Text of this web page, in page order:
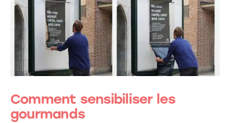
Comment sensibiliser les
gourmands